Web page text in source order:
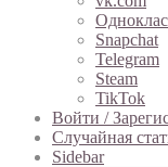
Snapchat
Telegram
Steam
TikTok
Войти /
Случайная
Sidebar